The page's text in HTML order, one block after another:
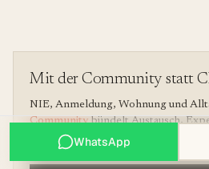
Mit der Community statt
NIE, Anmeldung, Wohnung und
Community bündelt Austausch,
Anleitungen. Launch Preis nur für
WhatsApp